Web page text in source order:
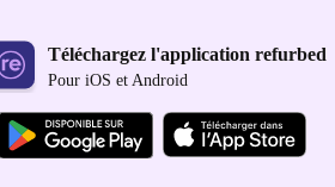
Téléchargez l'application refurbed
Pour iOS et Android